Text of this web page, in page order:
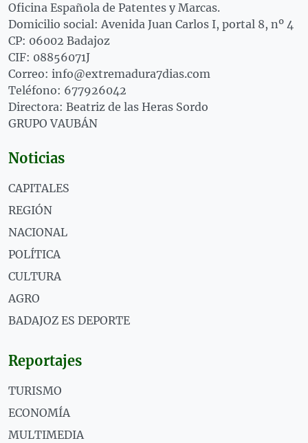
Oficina Española de Patentes y Marcas.
Domicilio social: Avenida Juan Carlos I, portal 8, nº 4
CP: 06002 Badajoz
CIF: 08856071J
Correo: info@extremadura7dias.com
Teléfono: 677926042
Directora: Beatriz de las Heras Sordo
GRUPO VAUBÁN
Noticias
CAPITALES
REGIÓN
NACIONAL
POLÍTICA
CULTURA
AGRO
BADAJOZ ES DEPORTE
Reportajes
TURISMO
ECONOMÍA
MULTIMEDIA